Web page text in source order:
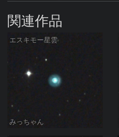
関連作品
エスキモー星雲
みっちゃん